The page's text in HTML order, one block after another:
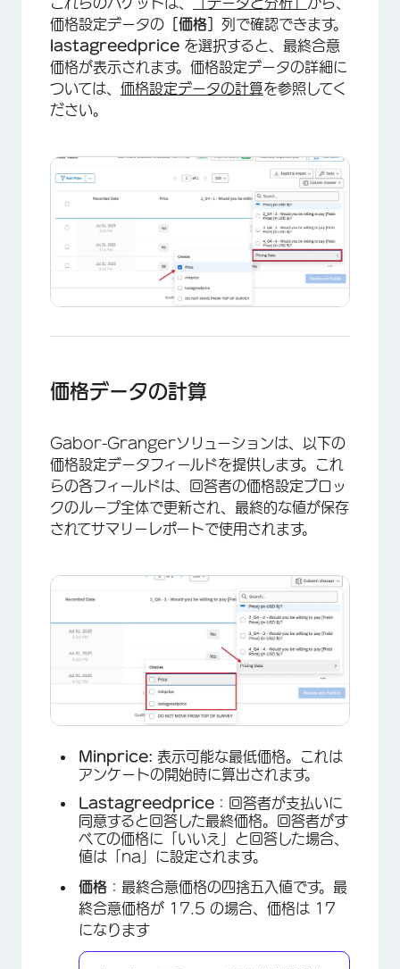
×
価格設定データの ［価格］ 列で確認できます。
lastagreedprice を選択すると、最終合意
価格が表示されます。価格設定データの詳細に
ついては、 価格設定データの計算を参照してく
ださい。
×
価格データの計算
Gabor-Grangerソリューションは、以下の
価格設定データフィールドを提供します。これ
らの各フィールドは、回答者の価格設定ブロッ
クのループ全体で更新され、最終的な値が保存
されてサマリーレポートで使用されます。
Minprice: 表示可能な最低価格。これは
アンケートの開始時に算出されます。
Lastagreedprice ：回答者が支払いに
同意すると回答した最終価格。回答者がす
べての価格に「いいえ」と回答した場合、
値は「na」に設定されます。
価格 ：最終合意価格の四捨五入値です。最
終合意価格が 17.5 の場合、価格は 17
になります